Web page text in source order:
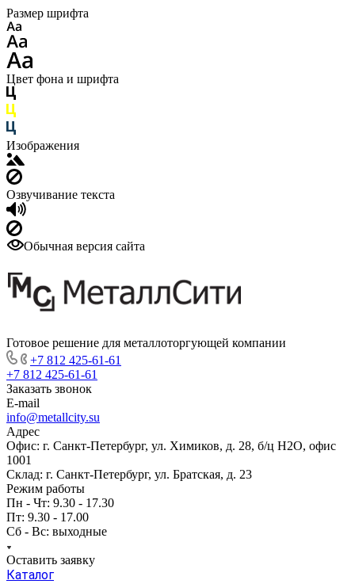
Размер шрифта
Цвет фона и шрифта
Изображения
Озвучивание текста
Обычная версия сайта
Готовое решение для металлоторгующей компании
+7 812 425-61-61
+7 812 425-61-61
Заказать звонок
E-mail
info@metallcity.su
Адрес
Офис: г. Санкт-Петербург, ул. Химиков, д. 28, б/ц Н2О, офис
1001
Склад: г. Санкт-Петербург, ул. Братская, д. 23
Режим работы
Пн - Чт: 9.30 - 17.30
Пт: 9.30 - 17.00
Сб - Вс: выходные
Оставить заявку
Каталог